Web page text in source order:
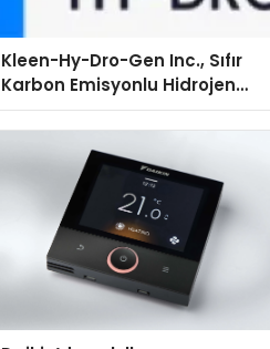
Kleen-Hy-Dro-Gen Inc., Sıfır
Karbon Emisyonlu Hidrojen
Isıtma Teknolojisinde ISO ve
TSSA Düzenleyici Onaylarını